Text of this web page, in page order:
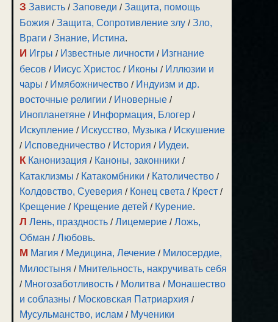
З Зависть /Заповеди /Защита, помощь
Божия /Защита, Сопротивление злу /Зло,
Враги /Знание, Истина.
И Игры / Известные личности / Изгнание
бесов / Иисус Христос / Иконы / Иллюзии и
чары / Имябожничество / Индуизм и др.
восточные религии / Иноверные /
Инопланетяне / Информация, Блогер /
Искупление / Искусство, Музыка / Искушение
/ Исповедничество / История / Иудеи.
К Канонизация / Каноны, законники /
Катаклизмы / Катакомбники / Католичество /
Колдовство, Суеверия / Конец света / Крест /
Крещение / Крещение детей / Курение.
Л Лень, праздность /Лицемерие /Ложь,
Обман /Любовь.
М Магия / Медицина, Лечение / Милосердие,
Милостыня / Мнительность, накручивать себя
/ Многозаботливость / Молитва / Монашество
и соблазны / Московская Патриархия /
Мусульманство, ислам / Мученики